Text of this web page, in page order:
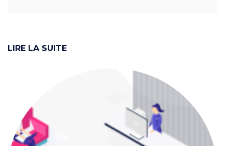
LIRE LA SUITE